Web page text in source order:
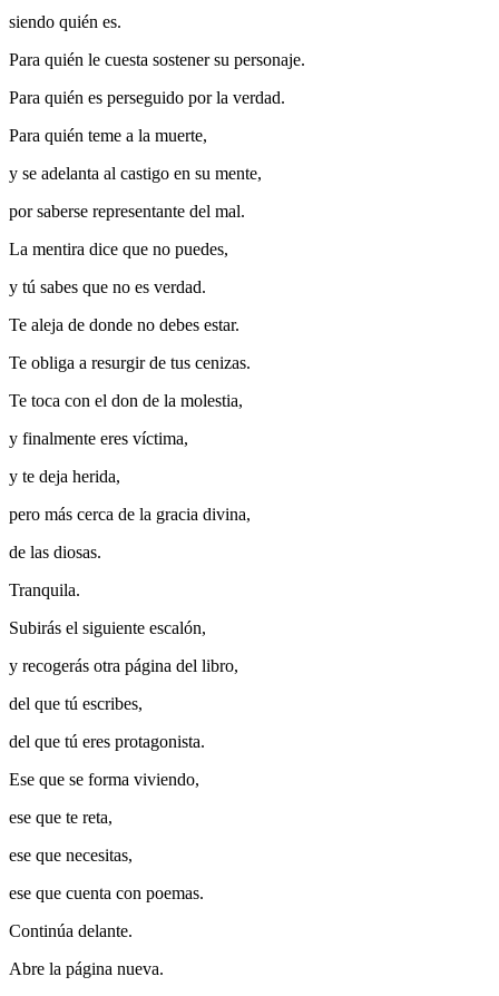
siendo quién es.
Para quién le cuesta sostener su personaje.
Para quién es perseguido por la verdad.
Para quién teme a la muerte,
y se adelanta al castigo en su mente,
por saberse representante del mal.
La mentira dice que no puedes,
y tú sabes que no es verdad.
Te aleja de donde no debes estar.
Te obliga a resurgir de tus cenizas.
Te toca con el don de la molestia,
y finalmente eres víctima,
y te deja herida,
pero más cerca de la gracia divina,
de las diosas.
Tranquila.
Subirás el siguiente escalón,
y recogerás otra página del libro,
del que tú escribes,
del que tú eres protagonista.
Ese que se forma viviendo,
ese que te reta,
ese que necesitas,
ese que cuenta con poemas.
Continúa delante.
Abre la página nueva.